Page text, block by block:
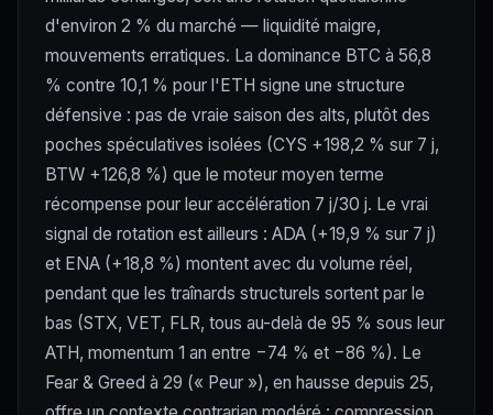
d'environ 2 % du marché — liquidité maigre,
mouvements erratiques. La dominance BTC à 56,8
% contre 10,1 % pour l'ETH signe une structure
défensive : pas de vraie saison des alts, plutôt des
poches spéculatives isolées (CYS +198,2 % sur 7 j,
BTW +126,8 %) que le moteur moyen terme
récompense pour leur accélération 7 j/30 j. Le vrai
signal de rotation est ailleurs : ADA (+19,9 % sur 7 j)
et ENA (+18,8 %) montent avec du volume réel,
pendant que les traînards structurels sortent par le
bas (STX, VET, FLR, tous au-delà de 95 % sous leur
ATH, momentum 1 an entre −74 % et −86 %). Le
Fear & Greed à 29 (« Peur »), en hausse depuis 25,